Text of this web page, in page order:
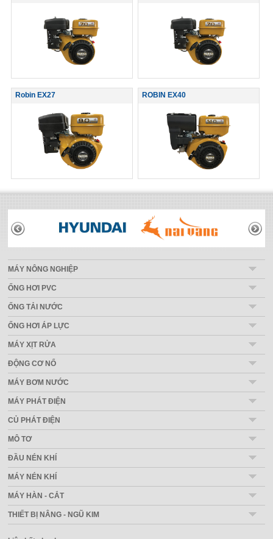
Robin EX27 ROBIN EX40
THƯƠNG HIỆU
MÁY NÔNG NGHIỆP
ỐNG HƠI PVC
ỐNG TẢI NƯỚC
ỐNG HƠI ÁP LỰC
MÁY XỊT RỬA
ĐỘNG CƠ NỔ
MÁY BƠM NƯỚC
MÁY PHÁT ĐIỆN
CỦ PHÁT ĐIỆN
MÔ TƠ
ĐẦU NÉN KHÍ
MÁY NÉN KHÍ
MÁY HÀN - CẮT
THIẾT BỊ NÂNG - NGŨ KIM